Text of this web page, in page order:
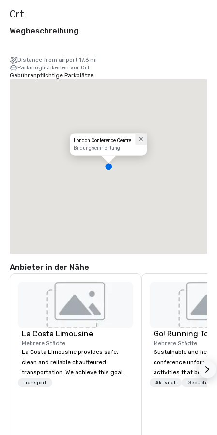
Ort
Wegbeschreibung
Distance from airport 17.6 mi
Parkmöglichkeiten vor Ort
Gebührenpflichtige Parkplätze
London Conference Centre
Bildungseinrichtung
Anbieter in der Nähe
La Costa Limousine
Mehrere Städte
La Costa Limousine provides safe,
clean and reliable chauffeured
transportation. We achieve this goal
with highly trained chauffeurs, the
Transport
Go! Running
Mehrere Städte
Sustainable and
conference
activities that boost
lower carbon
Aktivität Gebuchte